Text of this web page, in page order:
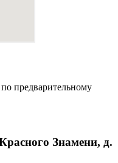
предварительному
Знамени, д.